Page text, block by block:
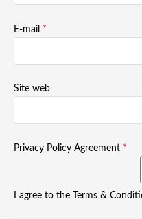
E-mail *
Site web
Privacy Policy Agreement *
I agree to the Terms &